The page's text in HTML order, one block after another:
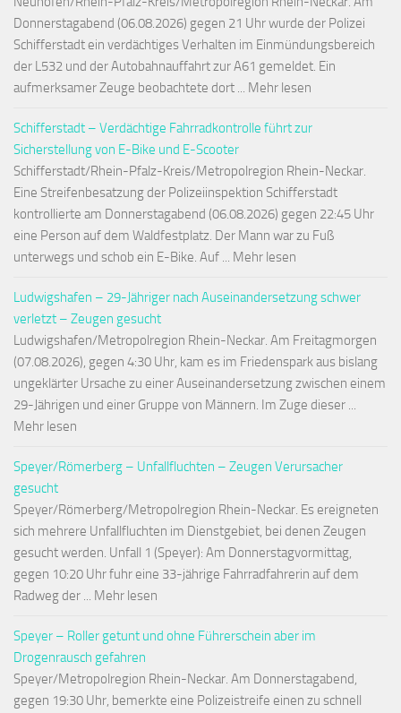
Donnerstagabend (06.08.2026) gegen 21 Uhr wurde der Polizei
Schifferstadt ein verdächtiges Verhalten im Einmündungsbereich
der L532 und der Autobahnauffahrt zur A61 gemeldet. Ein
aufmerksamer Zeuge beobachtete dort ... Mehr lesen
Schifferstadt – Verdächtige Fahrradkontrolle führt zur
Sicherstellung von E-Bike und E-Scooter
Schifferstadt/Rhein-Pfalz-Kreis/Metropolregion Rhein-Neckar.
Eine Streifenbesatzung der Polizeiinspektion Schifferstadt
kontrollierte am Donnerstagabend (06.08.2026) gegen 22:45 Uhr
eine Person auf dem Waldfestplatz. Der Mann war zu Fuß
unterwegs und schob ein E-Bike. Auf ... Mehr lesen
Ludwigshafen – 29-Jähriger nach Auseinandersetzung schwer
verletzt – Zeugen gesucht
Ludwigshafen/Metropolregion Rhein-Neckar. Am Freitagmorgen
(07.08.2026), gegen 4:30 Uhr, kam es im Friedenspark aus bislang
ungeklärter Ursache zu einer Auseinandersetzung zwischen einem
29-Jährigen und einer Gruppe von Männern. Im Zuge dieser ...
Mehr lesen
Speyer/Römerberg – Unfallfluchten – Zeugen Verursacher
gesucht
Speyer/Römerberg/Metropolregion Rhein-Neckar. Es ereigneten
sich mehrere Unfallfluchten im Dienstgebiet, bei denen Zeugen
gesucht werden. Unfall 1 (Speyer): Am Donnerstagvormittag,
gegen 10:20 Uhr fuhr eine 33-jährige Fahrradfahrerin auf dem
Radweg der ... Mehr lesen
Speyer – Roller getunt und ohne Führerschein aber im
Drogenrausch gefahren
Speyer/Metropolregion Rhein-Neckar. Am Donnerstagabend,
gegen 19:30 Uhr, bemerkte eine Polizeistreife einen zu schnell